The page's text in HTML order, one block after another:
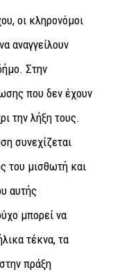
οι κληρονόμοι
αναγγείλουν
Στην
που δεν έχουν
την λήξη τους.
συνεχίζεται
του μισθωτή και
αυτής
μπορεί να
τέκνα, τα
πράξη